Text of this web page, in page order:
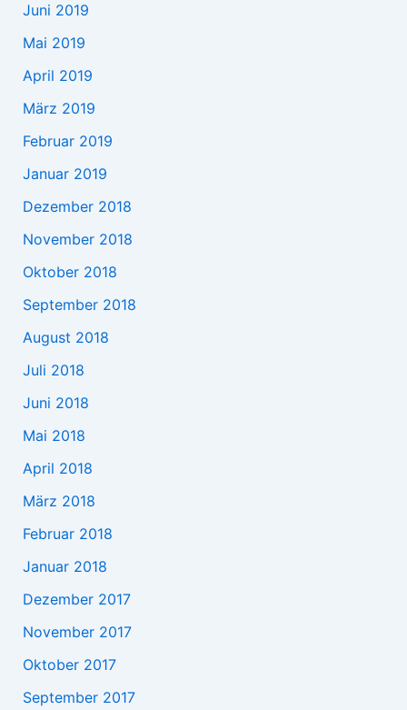
Juni 2019
Mai 2019
April 2019
März 2019
Februar 2019
Januar 2019
Dezember 2018
November 2018
Oktober 2018
September 2018
August 2018
Juli 2018
Juni 2018
Mai 2018
April 2018
März 2018
Februar 2018
Januar 2018
Dezember 2017
November 2017
Oktober 2017
September 2017